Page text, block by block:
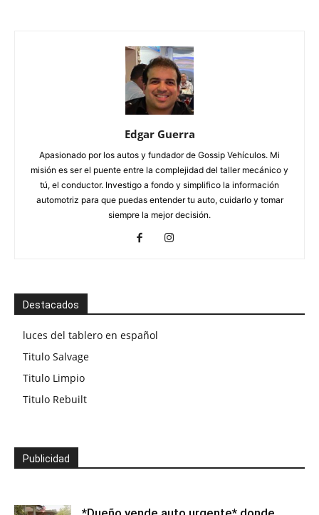
Edgar Guerra
Apasionado por los autos y fundador de Gossip Vehículos. Mi
misión es ser el puente entre la complejidad del taller mecánico y
tú, el conductor. Investigo a fondo y simplifico la información
automotriz para que puedas entender tu auto, cuidarlo y tomar
siempre la mejor decisión.
Destacados
luces del tablero en español
Titulo Salvage
Titulo Limpio
Titulo Rebuilt
Publicidad